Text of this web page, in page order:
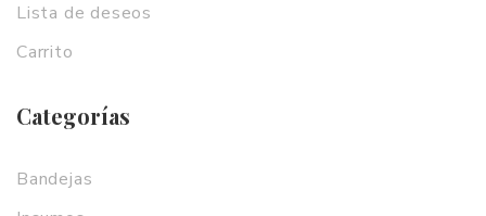
Lista de deseos
Carrito
Categorías
Bandejas